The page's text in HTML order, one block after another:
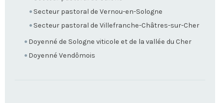
Secteur pastoral de Vernou-en-Sologne
Secteur pastoral de Villefranche-Châtres-sur-Cher
Doyenné de Sologne viticole et de la vallée du Cher
Doyenné Vendômois